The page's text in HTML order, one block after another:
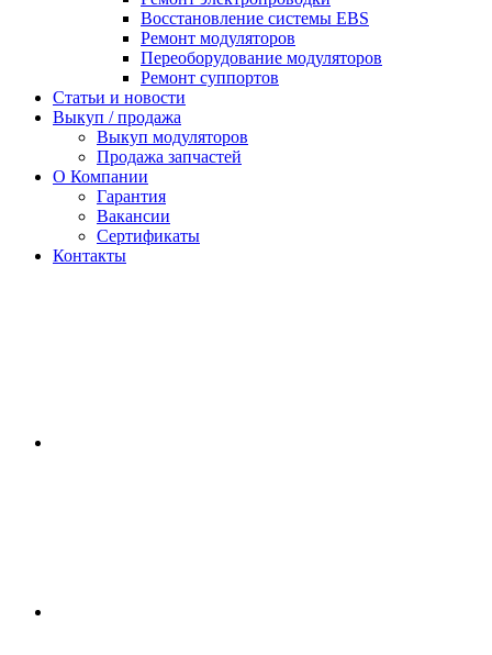
Восстановление системы EBS
Ремонт модуляторов
Переоборудование модуляторов
Ремонт суппортов
Статьи и новости
Выкуп / продажа
Выкуп модуляторов
Продажа запчастей
О Компании
Гарантия
Вакансии
Сертификаты
Контакты